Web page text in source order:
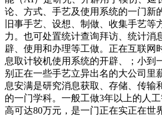
论、方式、手艺及使用系统的一门新
旧事手艺、设想、制做、收集手艺等
力。也可处置统计查询拜访、统计消
辟、使用和办理等工做。正在互联网
息取计较机使用系统的开辟、；小到
别正在一些手艺立异出名的大公司里
息安满是研究消息获取、存储、传输
的一门学科。一般工做3年以上的人
高可达80万元，是一门正在实正在世